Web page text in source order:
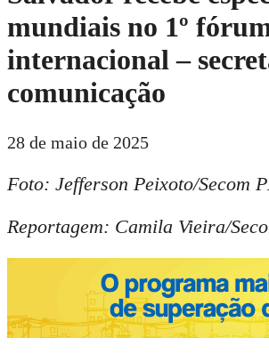
mundiais no 1º
internacional –
comunicação
28 de maio de 2025
Foto: Jefferson Peixoto/Secom
Reportagem: Camila Vieira/